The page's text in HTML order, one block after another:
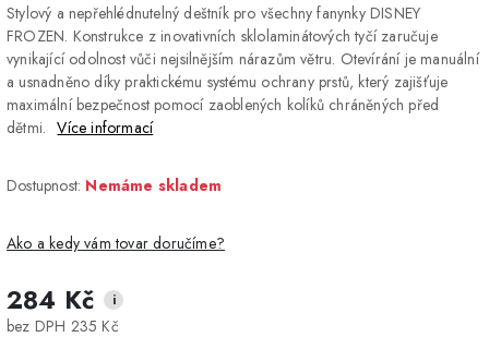
Stylový a nepřehlédnutelný deštník pro všechny fanynky DISNEY
FROZEN. Konstrukce z inovativních sklolaminátových tyčí zaručuje
vynikající odolnost vůči nejsilnějším nárazům větru. Otevírání je manuální
a usnadněno díky praktickému systému ochrany prstů, který zajišťuje
maximální bezpečnost pomocí zaoblených kolíků chráněných před
dětmi. Více informací
Dostupnost: Nemáme skladem
Ako a kedy vám tovar doručíme?
DPD Home - doručenie
na adresu
284 Kč i
bez DPH 235 Kč